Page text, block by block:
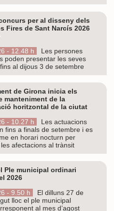
per al disseny dels
Fires de Sant Narcís 2026
- 12.48 h
Les persones
poden presentar les seves
al dijous 3 de setembre
de Girona inicia els
manteniment de la
horitzontal de la ciutat
- 10.27 h
Les actuacions
fins a finals de setembre i es
en horari nocturn per
afectacions al trànsit
Ple municipal ordinari
2026
- 9.50 h
El dilluns 27 de
lloc el ple municipal
al mes d’agost